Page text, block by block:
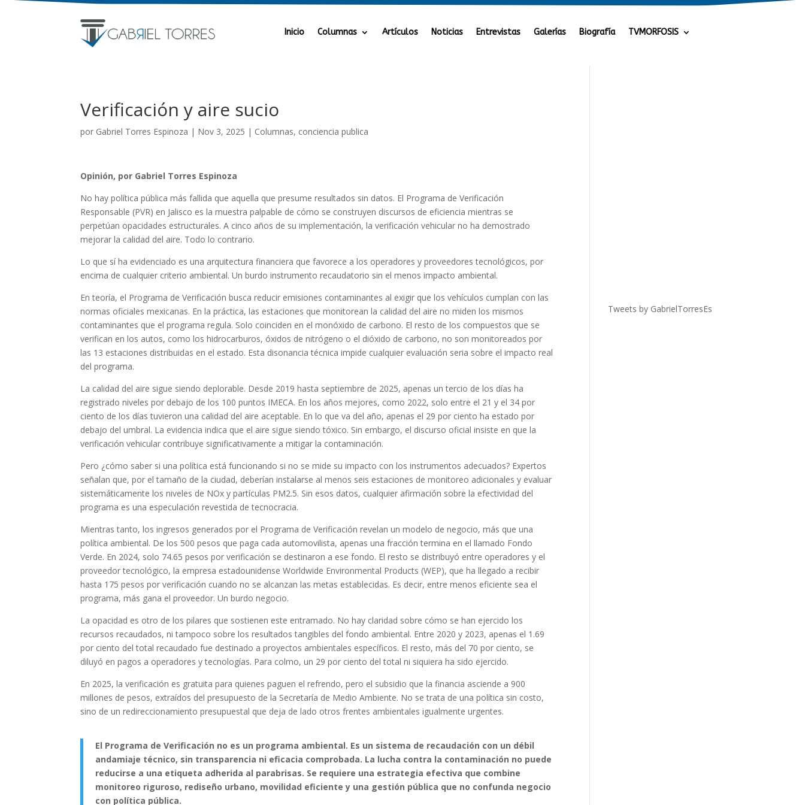
Inicio Columnas Artículos Noticias Entrevistas Galerías Biografía TVMORFOSIS
Verificación y aire sucio
por Gabriel Torres Espinoza | Nov 3, 2025 | Columnas, conciencia publica
Opinión, por Gabriel Torres Espinoza
No hay política pública más fallida que aquella que presume resultados sin datos. El Programa de Verificación
Responsable (PVR) en Jalisco es la muestra palpable de cómo se construyen discursos de eficiencia mientras se
perpetúan opacidades estructurales. A cinco años de su implementación, la verificación vehicular no ha demostrado
mejorar la calidad del aire. Todo lo contrario.
Lo que sí ha evidenciado es una arquitectura financiera que favorece a los operadores y proveedores tecnológicos, por
encima de cualquier criterio ambiental. Un burdo instrumento recaudatorio sin el menos impacto ambiental.
En teoría, el Programa de Verificación busca reducir emisiones contaminantes al exigir que los vehículos cumplan con las
normas oficiales mexicanas. En la práctica, las estaciones que monitorean la calidad del aire no miden los mismos
contaminantes que el programa regula. Solo coinciden en el monóxido de carbono. El resto de los compuestos que se
verifican en los autos, como los hidrocarburos, óxidos de nitrógeno o el dióxido de carbono, no son monitoreados por
las 13 estaciones distribuidas en el estado. Esta disonancia técnica impide cualquier evaluación seria sobre el impacto real
del programa.
La calidad del aire sigue siendo deplorable. Desde 2019 hasta septiembre de 2025, apenas un tercio de los días ha
registrado niveles por debajo de los 100 puntos IMECA. En los años mejores, como 2022, solo entre el 21 y el 34 por
ciento de los días tuvieron una calidad del aire aceptable. En lo que va del año, apenas el 29 por ciento ha estado por
debajo del umbral. La evidencia indica que el aire sigue siendo tóxico. Sin embargo, el discurso oficial insiste en que la
verificación vehicular contribuye significativamente a mitigar la contaminación.
Pero ¿cómo saber si una política está funcionando si no se mide su impacto con los instrumentos adecuados? Expertos
señalan que, por el tamaño de la ciudad, deberían instalarse al menos seis estaciones de monitoreo adicionales y evaluar
sistemáticamente los niveles de NOx y partículas PM2.5. Sin esos datos, cualquier afirmación sobre la efectividad del
programa es una especulación revestida de tecnocracia.
Mientras tanto, los ingresos generados por el Programa de Verificación revelan un modelo de negocio, más que una
política ambiental. De los 500 pesos que paga cada automovilista, apenas una fracción termina en el llamado Fondo
Verde. En 2024, solo 74.65 pesos por verificación se destinaron a ese fondo. El resto se distribuyó entre operadores y el
proveedor tecnológico, la empresa estadounidense Worldwide Environmental Products (WEP), que ha llegado a recibir
hasta 175 pesos por verificación cuando no se alcanzan las metas establecidas. Es decir, entre menos eficiente sea el
programa, más gana el proveedor. Un burdo negocio.
La opacidad es otro de los pilares que sostienen este entramado. No hay claridad sobre cómo se han ejercido los
recursos recaudados, ni tampoco sobre los resultados tangibles del fondo ambiental. Entre 2020 y 2023, apenas el 1.69
por ciento del total recaudado fue destinado a proyectos ambientales específicos. El resto, más del 70 por ciento, se
diluyó en pagos a operadores y tecnologías. Para colmo, un 29 por ciento del total ni siquiera ha sido ejercido.
En 2025, la verificación es gratuita para quienes paguen el refrendo, pero el subsidio que la financia asciende a 900
millones de pesos, extraídos del presupuesto de la Secretaría de Medio Ambiente. No se trata de una política sin costo,
sino de un redireccionamiento presupuestal que deja de lado otros frentes ambientales igualmente urgentes.
El Programa de Verificación no es un programa ambiental. Es un sistema de recaudación con un débil
andamiaje técnico, sin transparencia ni eficacia comprobada. La lucha contra la contaminación no puede
reducirse a una etiqueta adherida al parabrisas. Se requiere una estrategia efectiva que combine
monitoreo riguroso, rediseño urbano, movilidad eficiente y una gestión pública que no confunda negocio
con política pública.
Tweets by GabrielTorresEs